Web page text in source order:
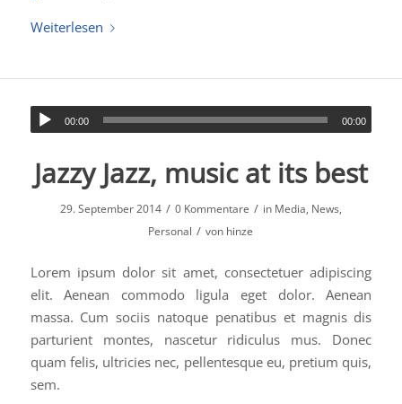
Weiterlesen
00:00 00:00
Jazzy Jazz, music at its best
29. September 2014 / 0 Kommentare / in Media, News,
Personal / von hinze
Lorem ipsum dolor sit amet, consectetuer adipiscing
elit. Aenean commodo ligula eget dolor. Aenean
massa. Cum sociis natoque penatibus et magnis dis
parturient montes, nascetur ridiculus mus. Donec
quam felis, ultricies nec, pellentesque eu, pretium quis,
sem.